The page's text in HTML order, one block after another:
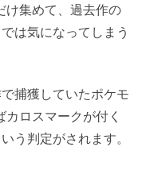
け集めて、過去作の
は気になってしまう
捕獲していたポケモ
ロスマークが付く
う判定がされます。